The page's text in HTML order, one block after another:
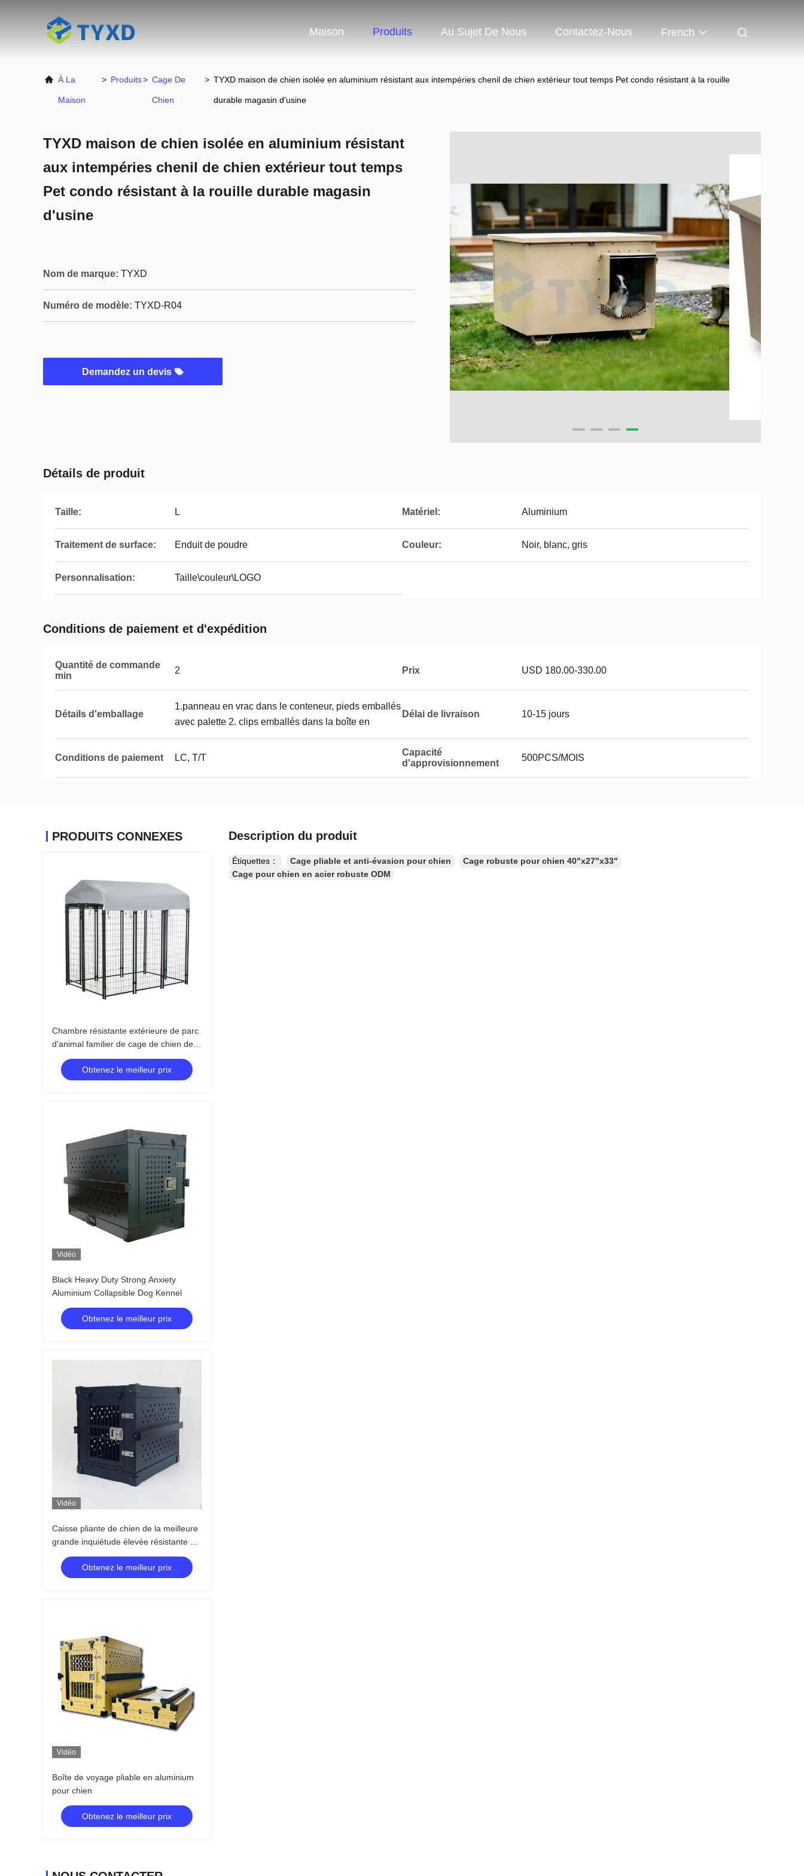
Maison Produits Au Sujet De Nous Contactez-Nous French
À La
Maison
> Produits> Cage De
Chien
> TYXD maison de chien isolée en aluminium résistant aux intempéries chenil de chien extérieur tout temps Pet condo résistant à la rouille
durable magasin d'usine
TYXD maison de chien isolée en aluminium résistant
aux intempéries chenil de chien extérieur tout temps
Pet condo résistant à la rouille durable magasin
d'usine
Nom de marque: TYXD
Numéro de modèle: TYXD-R04
Demandez un devis
Détails de produit
Taille: L Matériel: Aluminium
Traitement de surface: Enduit de poudre Couleur: Noir, blanc, gris
Personnalisation: Taille\couleur\LOGO
Conditions de paiement et d'expédition
Quantité de commande
min
2 Prix USD 180.00-330.00
Détails d'emballage
1.panneau en vrac dans le conteneur, pieds emballés
avec palette 2. clips emballés dans la boîte en
Délai de livraison 10-15 jours
Conditions de paiement LC, T/T
Capacité
d'approvisionnement
500PCS/MOIS
PRODUITS CONNEXES
Chambre résistante extérieure de parc
d'animal familier de cage de chien de
4ftx6ftx6ft
Obtenez le meilleur prix
Vidéo
Black Heavy Duty Strong Anxiety
Aluminium Collapsible Dog Kennel
Obtenez le meilleur prix
Vidéo
Caisse pliante de chien de la meilleure
grande inquiétude élevée résistante de
l'A.I.T.A
Obtenez le meilleur prix
Vidéo
Boîte de voyage pliable en aluminium
pour chien
Obtenez le meilleur prix
Description du produit
Étiquettes： Cage pliable et anti-évasion pour chien
Cage robuste pour chien 40"x27"x33"
Cage pour chien en acier robuste ODM